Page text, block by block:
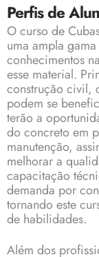
Perfis de
O curso de
uma ampla
conhecimentos
esse material.
construção civil,
podem se
terão a
do concreto em
manutenção,
melhorar a
capacitação
demanda por
tornando este
de habilidades.
Além dos